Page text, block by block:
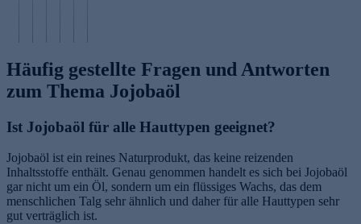
Häufig gestellte Fragen und Antworten
zum Thema Jojobaöl
Ist Jojobaöl für alle Hauttypen geeignet?
Jojobaöl ist ein reines Naturprodukt, das keine reizenden
Inhaltsstoffe enthält. Genau genommen handelt es sich bei Jojobaöl
gar nicht um ein Öl, sondern um ein flüssiges Wachs, das dem
menschlichen Talg sehr ähnlich und daher für alle Hauttypen sehr
gut verträglich ist.